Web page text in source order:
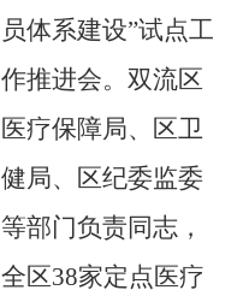
员体系建设”试点工
作推进会。双流区
医疗保障局、区卫
健局、区纪委监委
等部门负责同志，
全区38家定点医疗